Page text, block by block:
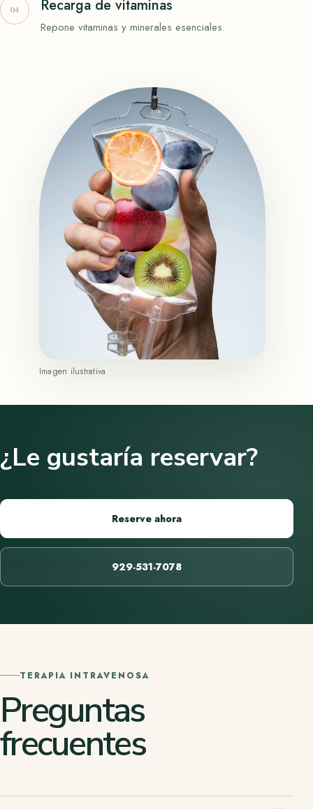
Recarga de vitaminas
Repone vitaminas y minerales esenciales.
Imagen ilustrativa
¿Le gustaría reservar?
Reserve ahora
929-531-7078
TERAPIA INTRAVENOSA
Preguntas
frecuentes